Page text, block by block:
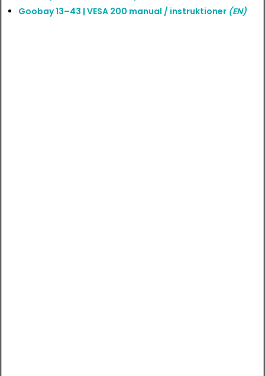
Goobay 13–43 | VESA 200 manual / instruktioner (EN)